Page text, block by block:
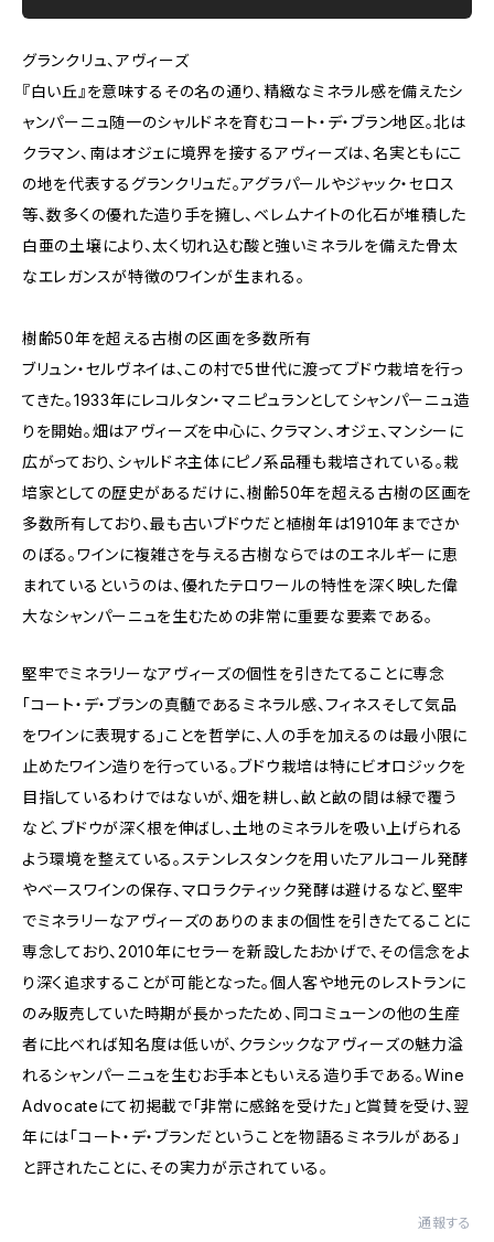
グランクリュ、アヴィーズ
『白い丘』を意味するその名の通り、精緻なミネラル感を備えたシ
ャンパーニュ随一のシャルドネを育むコート・デ・ブラン地区。北は
クラマン、南はオジェに境界を接するアヴィーズは、名実ともにこ
の地を代表するグランクリュだ。アグラパールやジャック・セロス
等、数多くの優れた造り手を擁し、ベレムナイトの化石が堆積した
白亜の土壌により、太く切れ込む酸と強いミネラルを備えた骨太
なエレガンスが特徴のワインが生まれる。
樹齢50年を超える古樹の区画を多数所有
ブリュン・セルヴネイは、この村で5世代に渡ってブドウ栽培を行っ
てきた。1933年にレコルタン・マニピュランとしてシャンパーニュ造
りを開始。畑はアヴィーズを中心に、クラマン、オジェ、マンシーに
広がっており、シャルドネ主体にピノ系品種も栽培されている。栽
培家としての歴史があるだけに、樹齢50年を超える古樹の区画を
多数所有しており、最も古いブドウだと植樹年は1910年までさか
のぼる。ワインに複雑さを与える古樹ならではのエネルギーに恵
まれているというのは、優れたテロワールの特性を深く映した偉
大なシャンパーニュを生むための非常に重要な要素である。
堅牢でミネラリーなアヴィーズの個性を引きたてることに専念
「コート・デ・ブランの真髄であるミネラル感、フィネスそして気品
をワインに表現する」ことを哲学に、人の手を加えるのは最小限に
止めたワイン造りを行っている。ブドウ栽培は特にビオロジックを
目指しているわけではないが、畑を耕し、畝と畝の間は緑で覆う
など、ブドウが深く根を伸ばし、土地のミネラルを吸い上げられる
よう環境を整えている。ステンレスタンクを用いたアルコール発酵
やベースワインの保存、マロラクティック発酵は避けるなど、堅牢
でミネラリーなアヴィーズのありのままの個性を引きたてることに
専念しており、2010年にセラーを新設したおかげで、その信念をよ
り深く追求することが可能となった。個人客や地元のレストランに
のみ販売していた時期が長かったため、同コミューンの他の生産
者に比べれば知名度は低いが、クラシックなアヴィーズの魅力溢
れるシャンパーニュを生むお手本ともいえる造り手である。Wine
Advocateにて初掲載で「非常に感銘を受けた」と賞賛を受け、翌
年には「コート・デ・ブランだということを物語るミネラルがある」
と評されたことに、その実力が示されている。
通報する